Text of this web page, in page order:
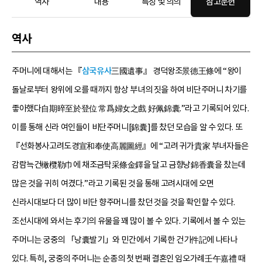
역사
주머니에 대해서는 『삼국유사三國遺事』 경덕왕조景德王條에 “왕이
돌날로부터 왕위에 오를 때까지 항상 부녀의 짓을 하여 비단주머니 차기를
좋아했다自期晬至於登位 常爲婦女之戲 好佩錦囊.”라고 기록되어 있다.
이를 통해 신라 여인들이 비단주머니[錦囊]를 찼던 모습을 알 수 있다. 또
『선화봉사고려도경宣和奉使高麗圖經』에 “고려 귀가貴家 부녀자들은
감람늑건橄欖勒巾에 채조금탁采條金鐸을 달고 금향낭錦香囊을 찼는데
많은 것을 귀히 여겼다.”라고 기록된 것을 통해 고려시대에 오면
신라시대보다 더 많이 비단 향주머니를 찼던 것을 것을 확인할 수 있다.
조선시대에 와서는 후기의 유물을 꽤 많이 볼 수 있다. 기록에서 볼 수 있는
주머니는 궁중의 「낭囊발기」와 민간에서 기록한 건기件記에 나타나
있다. 특히, 궁중의 주머니는 순종의 첫 번째 결혼인 임오가례壬午嘉禮 때